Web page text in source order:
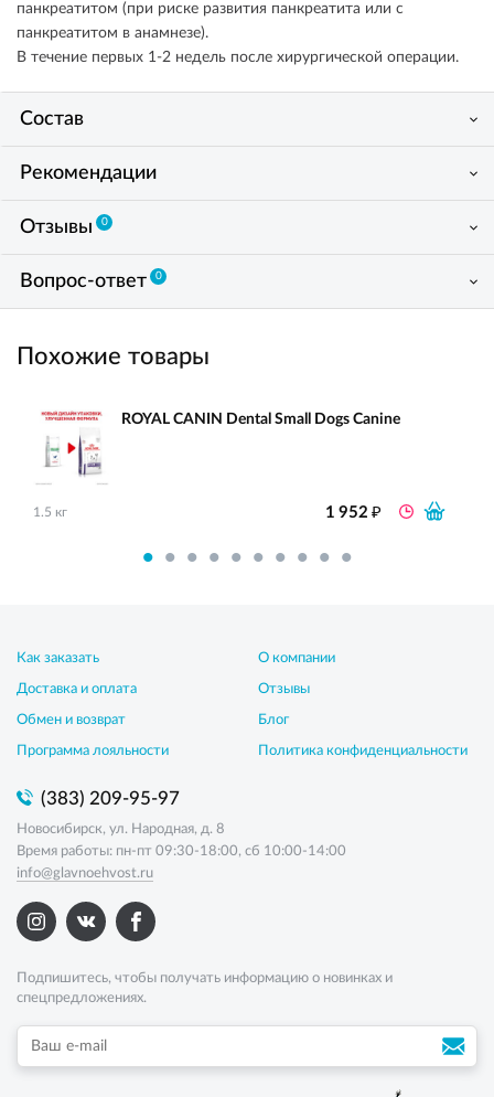
панкреатитом (при риске развития панкреатита или с
панкреатитом в анамнезе).
В течение первых 1-2 недель после хирургической операции.
Состав
Рекомендации
Отзывы 0
Вопрос-ответ 0
Похожие товары
ROYAL CANIN Dental Small Dogs Canine
1.5 кг 1 952₽
Как заказать
Доставка и оплата
Обмен и возврат
Программа лояльности
О компании
Отзывы
Блог
Политика конфиденциальности
(383) 209-95-97
Новосибирск, ул. Народная, д. 8
Время работы: пн-пт 09:30-18:00, сб 10:00-14:00
info@glavnoehvost.ru
Подпишитесь, чтобы получать информацию о новинках и
спецпредложениях.